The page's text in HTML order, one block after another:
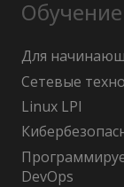
Обучение
Для
Сетевые
Linux LPI
DevOps